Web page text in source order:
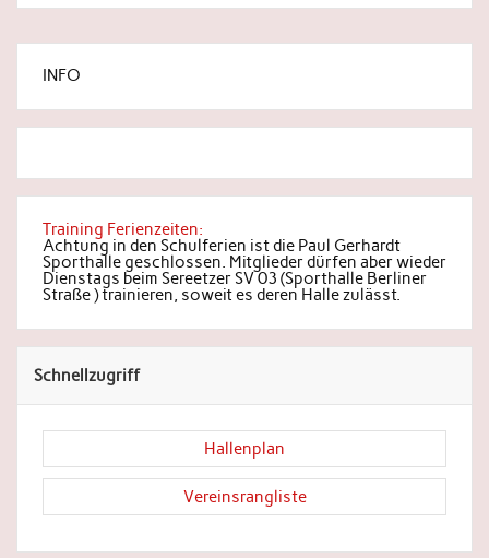
INFO
Training Ferienzeiten:
Achtung in den Schulferien ist die Paul Gerhardt
Sporthalle geschlossen. Mitglieder dürfen aber wieder
Dienstags beim Sereetzer SV 03 (Sporthalle Berliner
Straße ) trainieren, soweit es deren Halle zulässt.
Schnellzugriff
Hallenplan
Vereinsrangliste